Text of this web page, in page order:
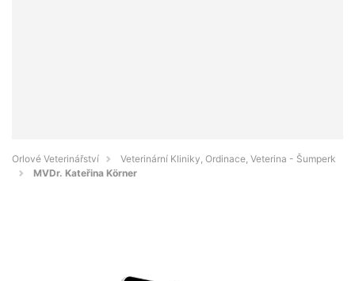
Orlové Veterinářství
Veterinární Kliniky, Ordinace, Veterina - Šumperk
MVDr. Kateřina Körner